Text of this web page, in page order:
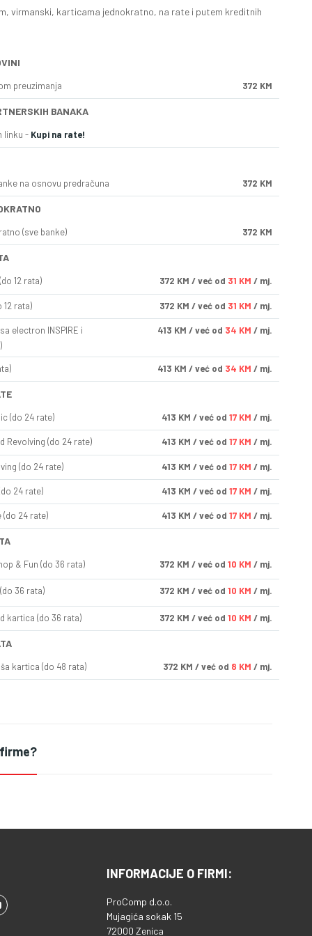
virmanski, karticama jednokratno, na rate i putem kreditnih
preuzimanja 372 KM
BANAKA
linku - Kupi na rate!
na osnovu predračuna 372 KM
(sve banke) 372 KM
12 rata) 372 KM / već od 31 KM / mj.
12 rata) 372 KM / već od 31 KM / mj.
electron INSPIRE i
413 KM / već od 34 KM / mj.
413 KM / već od 34 KM / mj.
(do 24 rate) 413 KM / već od 17 KM / mj.
Revolving (do 24 rate) 413 KM / već od 17 KM / mj.
(do 24 rate) 413 KM / već od 17 KM / mj.
24 rate) 413 KM / već od 17 KM / mj.
(do 24 rate) 413 KM / već od 17 KM / mj.
& Fun (do 36 rata) 372 KM / već od 10 KM / mj.
36 rata) 372 KM / već od 10 KM / mj.
kartica (do 36 rata) 372 KM / već od 10 KM / mj.
kartica (do 48 rata) 372 KM / već od 8 KM / mj.
INFORMACIJE O FIRMI:
ProComp d.o.o.
Mujagića sokak 15
72000 Zenica